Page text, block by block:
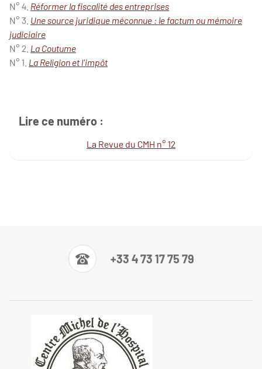
N° 4. Réformer la fiscalité des entreprises
N° 3. Une source juridique méconnue : le factum ou mémoire
judiciaire
N° 2. La Coutume
N° 1. La Religion et l'impôt
Lire ce numéro :
La Revue du CMH n° 12
+33 4 73 17 75 79